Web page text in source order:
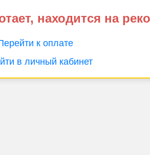
находится на
к оплате
в личный кабинет